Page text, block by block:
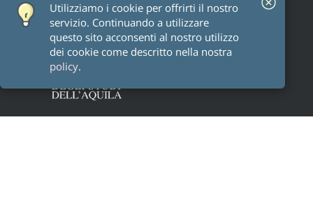
Utilizziamo i cookie per offrirti il ​​nostro
servizio. Continuando a utilizzare
questo sito acconsenti al nostro utilizzo
dei cookie come descritto nella nostra
policy.